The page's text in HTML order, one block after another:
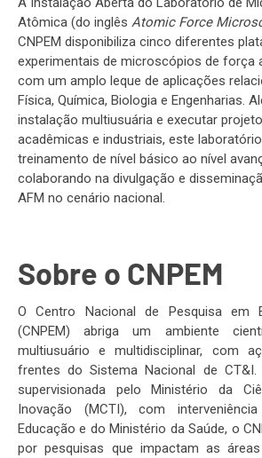
Atômica (do inglês Atomic Force
CNPEM disponibiliza cinco diferentes
experimentais de microscópios de força
com um amplo leque de aplicações
Física, Química, Biologia e Engenharias.
instalação multiusuária e executar
acadêmicas e industriais, este
treinamento de nível básico ao nível
colaborando na divulgação e
AFM no cenário nacional.
Sobre o CNPEM
O Centro Nacional de Pesquisa em
(CNPEM) abriga um ambiente
multiusuário e multidisciplinar, com
frentes do Sistema Nacional de CT&I.
supervisionada pelo Ministério da
Inovação (MCTI), com
Educação e do Ministério da Saúde, o
por pesquisas que impactam as